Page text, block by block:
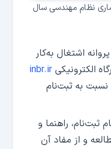
نظام مهندسی سال
اشتغال به‌کار
الکترونیکیinbr.ir
نسبت به ثبت‌نام
راهنما و
و از مفاد آن